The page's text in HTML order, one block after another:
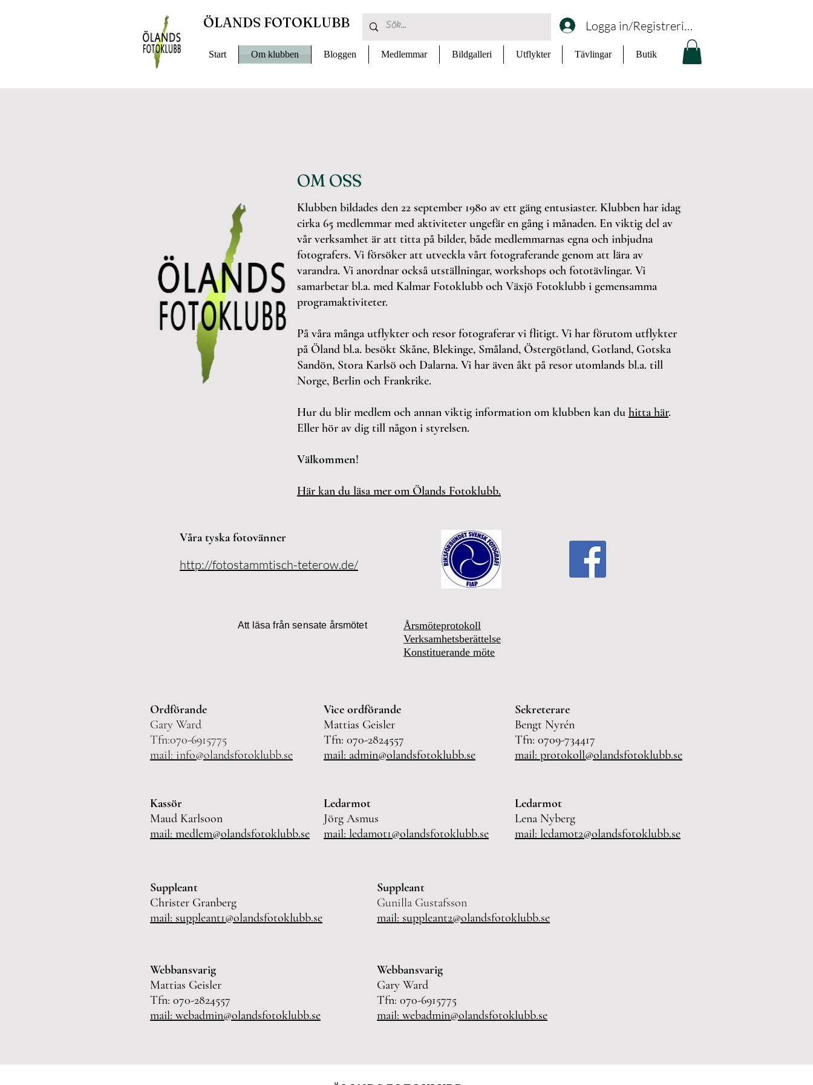
Logga in/Registrering
Start Om klubben Bloggen Medlemmar Bildgalleri Utflykter Tävlingar Butik
ÖLANDS FOTOKLUBB
OM OSS
Klubben bildades den 22 september 1980 av ett gäng entusiaster. Klubben har idag
cirka 65 medlemmar med aktiviteter ungefär en gång i månaden. En viktig del av
vår verksamhet är att titta på bilder, både medlemmarnas egna och inbjudna
fotografers. Vi försöker att utveckla vårt fotograferande genom att lära av
varandra. Vi anordnar också utställningar, workshops och fototävlingar. Vi
samarbetar bl.a. med Kalmar Fotoklubb och Växjö Fotoklubb i gemensamma
programaktiviteter.
På våra många utflykter och resor fotograferar vi flitigt. Vi har förutom utflykter
på Öland bl.a. besökt Skåne, Blekinge, Småland, Östergötland, Gotland, Gotska
Sandön, Stora Karlsö och Dalarna. Vi har även åkt på resor utomlands bl.a. till
Norge, Berlin och Frankrike.
Hur du blir medlem och annan viktig information om klubben kan du hitta här.
Eller hör av dig till någon i styrelsen.
Välkommen!
Här kan du läsa mer om Ölands Fotoklubb.
Våra tyska fotovänner
http://fotostammtisch-teterow.de/
Att läsa från sensate årsmötet
Årsmöteprotokoll
Verksamhetsberättelse
Konstituerande möte
Ordförande
Gary Ward
Tfn:070-6915775
mail: info@olandsfotoklubb.se
Vice ordförande
Mattias Geisler
Tfn: 070-2824557
mail: admin@olandsfotoklubb.se
Sekreterare
Bengt Nyrén
Tfn: 0709-734417
mail: protokoll@olandsfotoklubb.se
Kassör
Maud Karlsoon
mail: medlem@olandsfotoklubb.se
Ledarmot
Jörg Asmus
mail: ledamot1@olandsfotoklubb.se
Ledarmot
Lena Nyberg
mail: ledamot2@olandsfotoklubb.se
Suppleant
Christer Granberg
mail: suppleant1@olandsfotoklubb.se
Webbansvarig
Mattias Geisler
Tfn: 070-2824557
mail: webadmin@olandsfotoklubb.se
Suppleant
Gunilla Gustafsson
mail: suppleant2@olandsfotoklubb.se
Webbansvarig
Gary Ward
Tfn: 070-6915775
mail: webadmin@olandsfotoklubb.se